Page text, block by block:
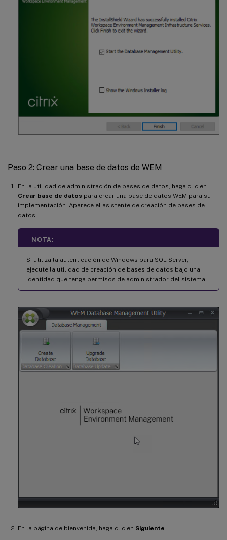
Paso 2: Crear una base de datos de WEM
En la utilidad de administración de bases de datos, haga clic en
Crear base de datos para crear una base de datos WEM para su
implementación. Aparece el asistente de creación de bases de
datos
NOTA:
Si utiliza la autenticación de Windows para SQL Server,
ejecute la utilidad de creación de bases de datos bajo una
identidad que tenga permisos de administrador del sistema.
En la página de bienvenida, haga clic en Siguiente.